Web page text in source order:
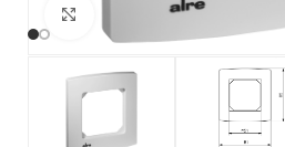
Clicca per ingrandire